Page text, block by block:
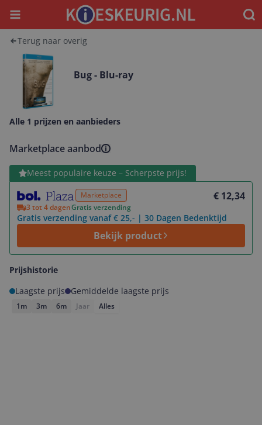
Menu
Terug naar overig
Bug - Blu-ray
Alle 1 prijzen en aanbieders
Marketplace aanbod
Meest populaire keuze – Scherpste prijs!
Marketplace € 12,34
3 tot 4 dagenGratis verzending
Gratis verzending vanaf € 25,- | 30 Dagen Bedenktijd
Bekijk product
Bekijk product
Prijshistorie
Laagste prijs
Gemiddelde laagste prijs
1m 3m 6m Jaar Alles